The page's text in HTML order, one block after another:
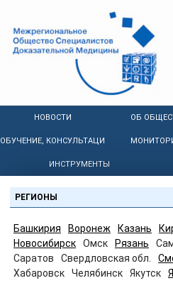
НОВОСТИ ОБ
ОБУЧЕНИЕ, КОНСУЛЬТАЦИИ
ИНСТРУМЕНТЫ
РЕГИОНЫ
Башкирия Воронеж Казань
Новосибирск
Омск Рязань
Саратов
Свердловская обл.
Хабаровск
Челябинск Якутск